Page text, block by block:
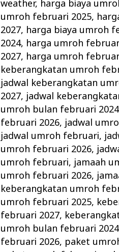
weather, harga biaya
umroh februari 2025,
2027, harga biaya umroh
2024, harga umroh
2027, harga umroh
keberangkatan umroh
jadwal keberangkatan
2027, jadwal
umroh bulan februari 2024
februari 2026, jadwal
jadwal umroh februari,
umroh februari 2026,
umroh februari, jamaah
umroh februari 2026,
keberangkatan umroh
umroh februari 2025,
februari 2027,
umroh bulan februari 2024
februari 2026, paket